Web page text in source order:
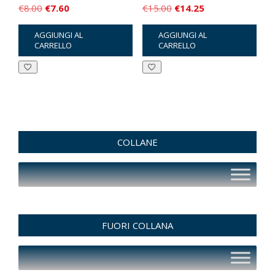
€8.00 Il
prezzo
originale
era:
€7.60Il
prezzo
attuale
è:
AGGIUNGI AL
CARRELLO
€15.00 Il
prezzo
originale
era:
€14.25Il
prezzo
attuale
è:
AGGIUNGI AL
CARRELLO
COLLANE
FUORI COLLANA